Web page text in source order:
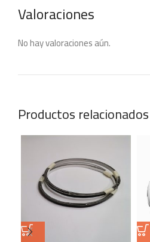
Valoraciones
No hay valoraciones aún.
Productos relacionados